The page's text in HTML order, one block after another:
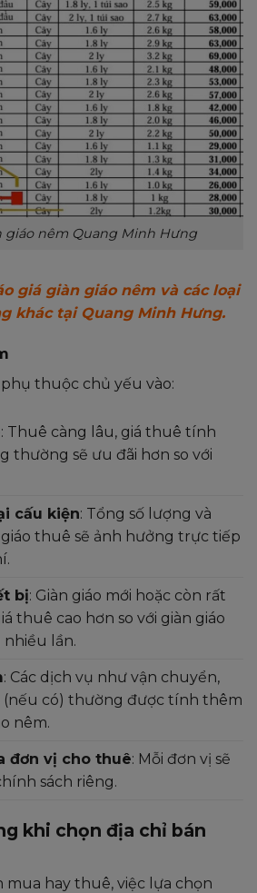
giáo nêm Quang Minh Hưng
giá giàn giáo nêm và các loại
khác tại Quang Minh Hưng.
thuộc chủ yếu vào:
: Thuê càng lâu, giá thuê tính
thường sẽ ưu đãi hơn so với
cấu kiện: Tổng số lượng và
thuê sẽ ảnh hưởng trực tiếp
bị: Giàn giáo mới hoặc còn rất
thuê cao hơn so với giàn giáo
lần.
: Các dịch vụ như vận chuyển,
(nếu có) thường được tính thêm
nêm.
đơn vị cho thuê: Mỗi đơn vị sẽ
sách riêng.
khi chọn địa chỉ bán
hay thuê, việc lựa chọn